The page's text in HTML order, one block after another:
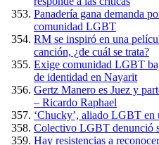
Panadería gana demanda
comunidad LGBT
RM se inspiró en una
canción, ¿de cuál se trata?
Exige comunidad LGBT
de identidad en Nayarit
Gertz Manero es Juez y
– Ricardo Raphael
‘Chucky’, aliado LGBT en
Colectivo LGBT denunció
Hay resistencias a